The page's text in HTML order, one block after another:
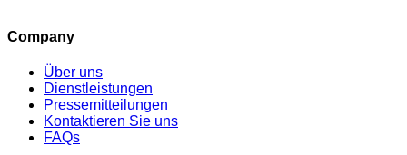
Company
Über uns
Dienstleistungen
Pressemitteilungen
Kontaktieren Sie uns
FAQs